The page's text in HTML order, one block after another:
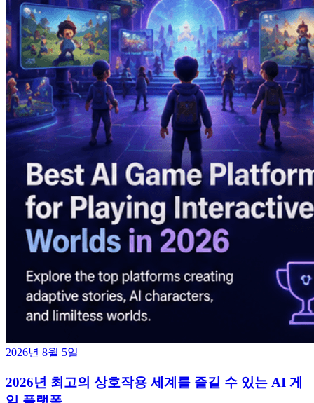
2026년 8월 5일
2026년 최고의 상호작용 세계를 즐길 수 있는 AI 게